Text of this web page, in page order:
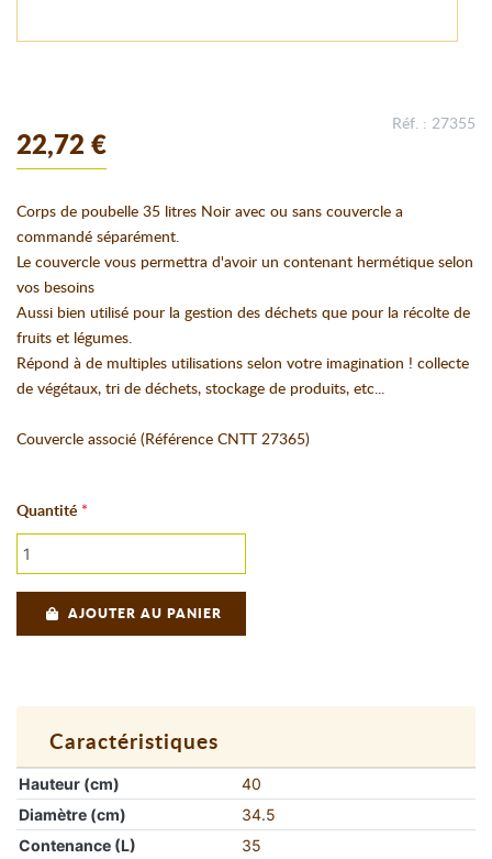
22,72 €
Réf. : 27355
Corps de poubelle 35 litres Noir avec ou sans couvercle a
commandé séparément.
Le couvercle vous permettra d'avoir un contenant hermétique selon
vos besoins
Aussi bien utilisé pour la gestion des déchets que pour la récolte de
fruits et légumes.
Répond à de multiples utilisations selon votre imagination ! collecte
de végétaux, tri de déchets, stockage de produits, etc...
Couvercle associé (Référence CNTT 27365)
Quantité
AJOUTER AU PANIER
Caractéristiques
Hauteur (cm)
40
Diamètre (cm)
34.5
Contenance (L)
35